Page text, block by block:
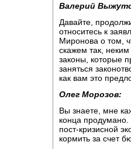
Валерий
Давайте,
относитесь к
Миронова о том,
скажем так,
законы, которые
заняться
как вам это
Олег Морозов:
Вы знаете, мне
конца продумано.
пост-кризисной
кормить за счет